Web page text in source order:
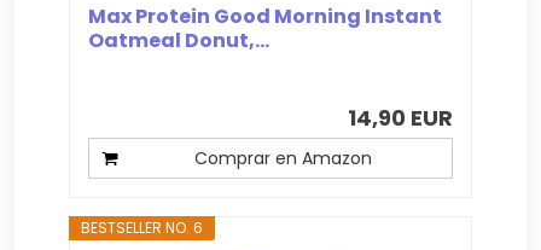
Max Protein Good Morning Instant
Oatmeal Donut,...
14,90 EUR
Comprar en Amazon
BESTSELLER NO. 6